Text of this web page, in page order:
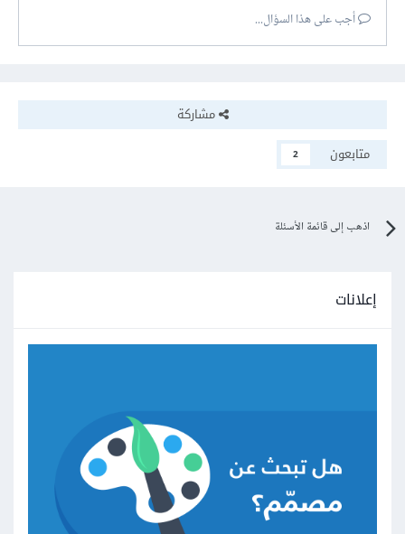
أجب على هذا السؤال...
مشاركة
متابعون
2
اذهب إلى قائمة الأسئلة
إعلانات